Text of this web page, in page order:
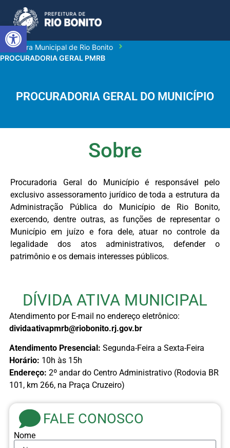
Abrir a barra de ferramentas
Prefeitura Municipal de Rio Bonito
PROCURADORIA GERAL PMRB
PROCURADORIA GERAL DO MUNICÍPIO
Sobre
Procuradoria Geral do Município é responsável pelo
exclusivo assessoramento jurídico de toda a estrutura da
Administração Pública do Município de Rio Bonito,
exercendo, dentre outras, as funções de representar o
Município em juízo e fora dele, atuar no controle da
legalidade dos atos administrativos, defender o
patrimônio e os demais interesses públicos.
DÍVIDA ATIVA MUNICIPAL
Atendimento por E-mail no endereço eletrônico:
dividaativapmrb@riobonito.rj.gov.br
Atendimento Presencial: Segunda-Feira a Sexta-Feira
Horário: 10h às 15h
Endereço: 2º andar do Centro Administrativo (Rodovia BR
101, km 266, na Praça Cruzeiro)
FALE CONOSCO
Nome